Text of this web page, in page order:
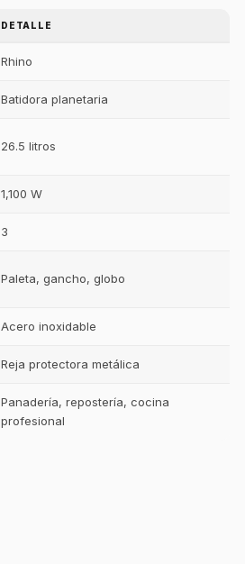
DETALLE
Rhino
Batidora planetaria
26.5 litros
1,100 W
3
Paleta, gancho, globo
Acero inoxidable
Reja protectora metálica
Panadería, repostería, cocina
profesional